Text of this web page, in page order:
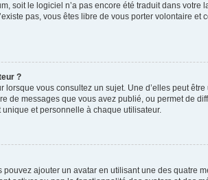
soit le logiciel n’a pas encore été traduit dans
pas, vous êtes libre de vous porter volontaire
?
lorsque vous consultez un sujet. Une d’elles peut
de messages que vous avez publié, ou permet de
et personnelle à chaque utilisateur.
ajouter un avatar en utilisant une des quatre